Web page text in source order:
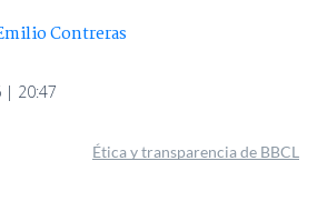
Contreras
| 20:47
Ética y transparencia de BBCL